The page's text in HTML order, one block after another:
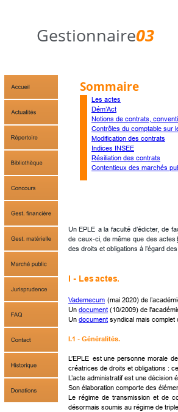
Gestionnaire03
Un EPLE a la faculté d’édicter, de
de ceux-ci, de même que des actes
des droits et obligations à l’égard
I - Les actes.
Vademecum (mai 2020) de
Un document (10/2009) de
Un document syndical mais complet
I.1 - Généralités.
L’EPLE est une personne morale de
créatrices de droits et obligations :
L’acte administratif est une décision
Son élaboration comporte des
Le régime de transmission et de
désormais soumis au régime de
Les actes
Dém’Act
Notions de contrats,
Contrôles du comptable sur
Modification des contrats
Indices INSEE
Résiliation des contrats
Contentieux des marchés
Sommaire